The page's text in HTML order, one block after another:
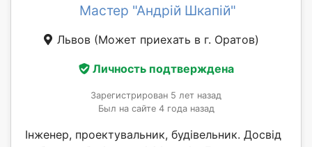
Мастер "Андрій Шкапій"
Львов (Может приехать в г. Оратов)
Личность подтверждена
Зарегистрирован 5 лет назад
Был на сайте 4 года назад
Інженер, проектувальник, будівельник. Досвід